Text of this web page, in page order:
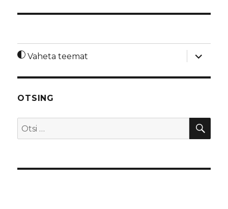
Vaheta teemat
laienda
OTSING
Otsi: